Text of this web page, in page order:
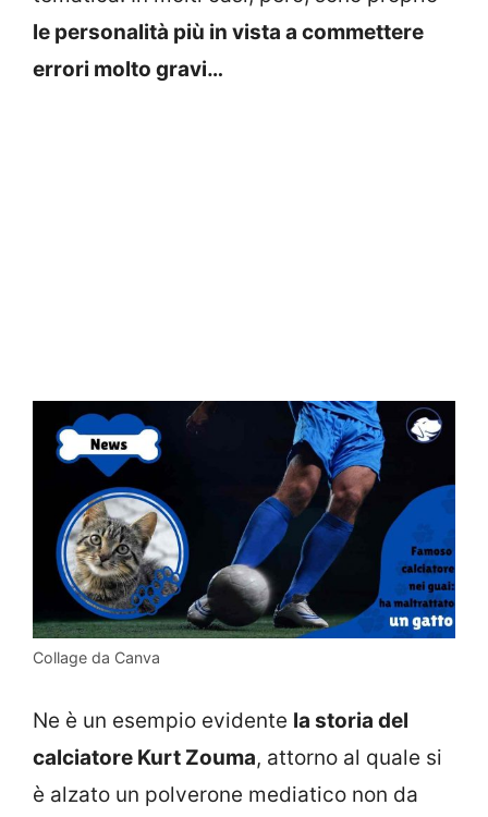
le personalità più in vista a commettere
errori molto gravi…
Collage da Canva
Ne è un esempio evidente la storia del
calciatore Kurt Zouma, attorno al quale si
è alzato un polverone mediatico non da